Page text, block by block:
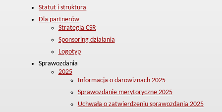
Statut i struktura
Dla partnerów
Strategia CSR
Sponsoring działania
Logotyp
Sprawozdania
2025
Informacja o darowiznach 2025
Sprawozdanie merytoryczne 2025
Uchwała o zatwierdzeniu sprawozdania 2025